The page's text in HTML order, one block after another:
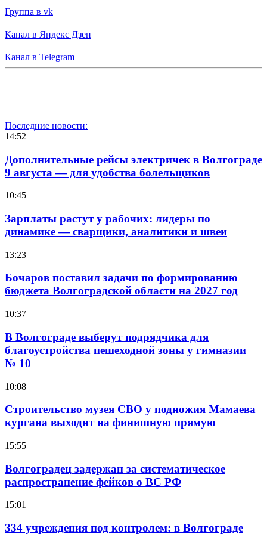
Группа в vk
Канал в Яндекс Дзен
Канал в Telegram
Последние новости:
14:52
Дополнительные рейсы электричек в Волгограде
9 августа — для удобства болельщиков
10:45
Зарплаты растут у рабочих: лидеры по
динамике — сварщики, аналитики и швеи
13:23
Бочаров поставил задачи по формированию
бюджета Волгоградской области на 2027 год
10:37
В Волгограде выберут подрядчика для
благоустройства пешеходной зоны у гимназии
№ 10
10:08
Строительство музея СВО у подножия Мамаева
кургана выходит на финишную прямую
15:55
Волгоградец задержан за систематическое
распространение фейков о ВС РФ
15:01
334 учреждения под контролем: в Волгограде